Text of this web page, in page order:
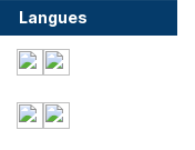
Langues